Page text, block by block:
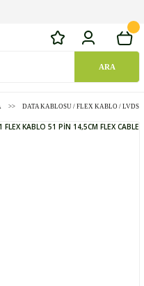
ARA
DATA KABLOSU / FLEX KABLO / LVDS